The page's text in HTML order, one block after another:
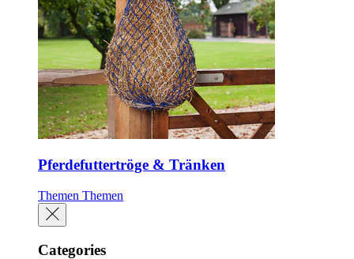
Pferdefuttertröge & Tränken
Themen Themen
Categories